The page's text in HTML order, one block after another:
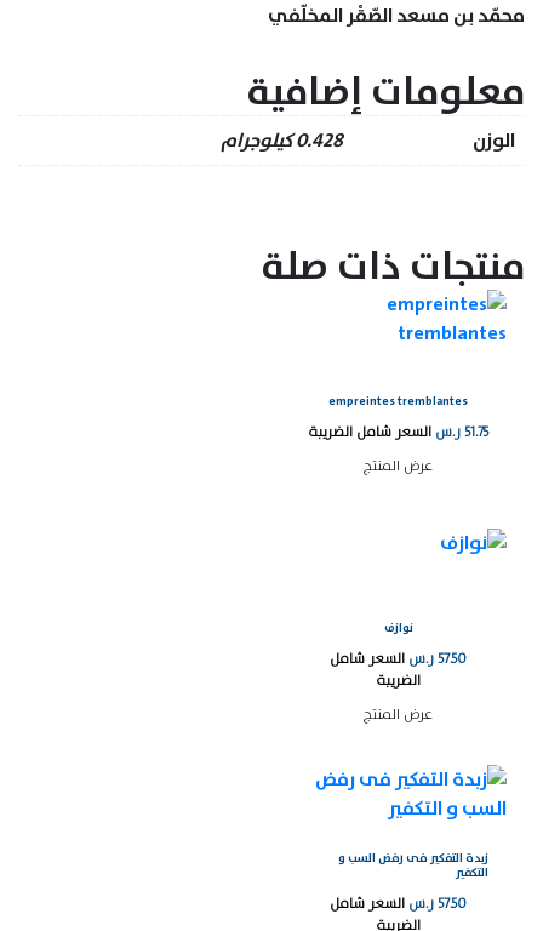
محمّد بن مسعد الصّقْر المخلّفي
معلومات إضافية
الوزن 0.428 كيلوجرام
منتجات ذات صلة
empreintes tremblantes
51.75 ر.س السعر شامل الضريبة
عرض المنتج
نوازف
57.50ر.س السعر شامل
الضريبة
عرض المنتج
زبدة التفكير فى رفض السب و
التكفير
57.50ر.س السعر شامل
الضريبة